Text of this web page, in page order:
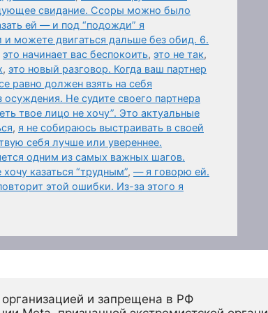
свидание. Ссоры можно было
ей — и под “подожди” я
можете двигаться дальше без обид. 6.
это начинает вас беспокоить, это не так,
, это новый разговор. Когда ваш партнер
равно должен взять на себя
Не судите своего партнера
твое лицо не хочу”. Это актуальные
, я не собираюсь выстраивать в своей
себя лучше или увереннее.
одним из самых важных шагов.
казаться “трудным”, — я говорю ей.
этой ошибки. Из-за этого я
и запрещена в РФ